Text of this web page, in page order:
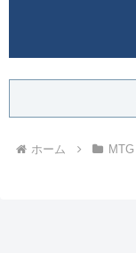
ホーム MTG